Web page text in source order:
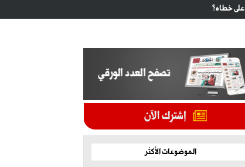
على خطاه؟
الموضوعات الأكثر